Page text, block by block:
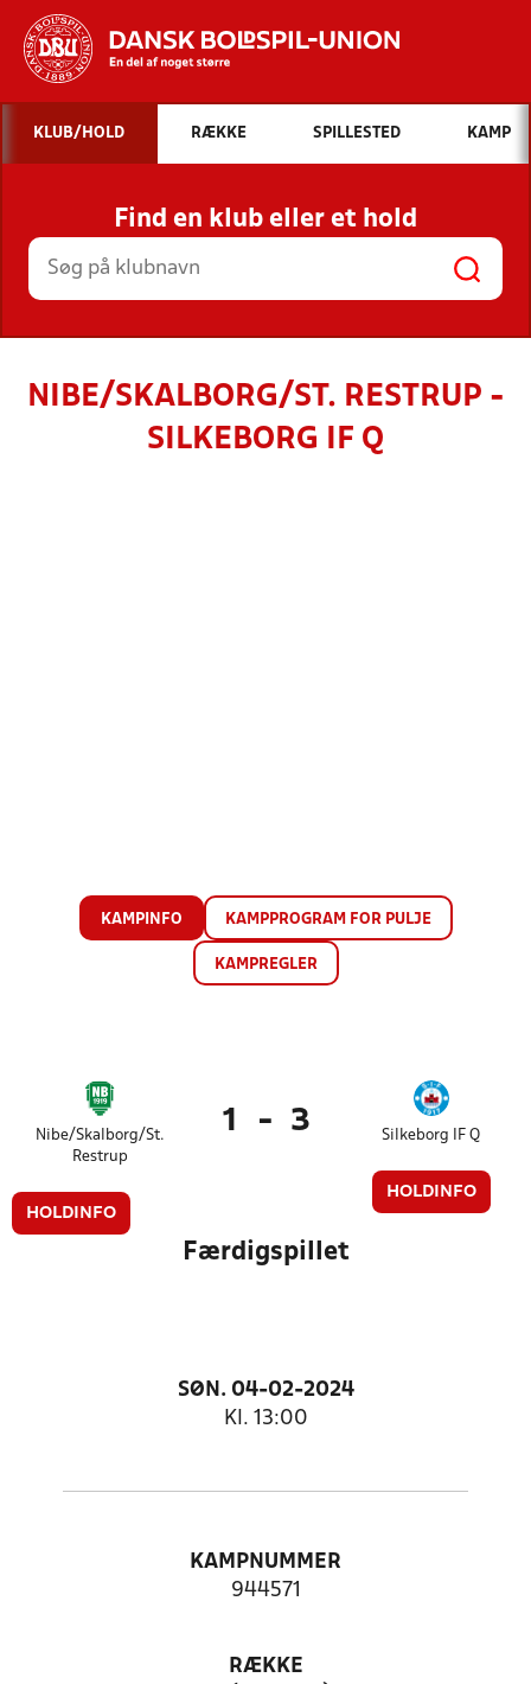
Hvad vil du søge efter?
INDHOLD OG NYHEDER
STILLINGER, RESULTATER, KLUBBER OG
HOLD
KLUB/HOLD RÆKKE SPILLESTED KAMP
Find en klub eller et hold
NIBE/SKALBORG/ST. RESTRUP -
SILKEBORG IF Q
KAMPINFO KAMPPROGRAM FOR PULJE
KAMPREGLER
Nibe/Skalborg/St.
Restrup
HOLDINFO
1 - 3 Silkeborg IF Q
HOLDINFO
Færdigspillet
SØN. 04-02-2024
Kl. 13:00
KAMPNUMMER
944571
RÆKKE